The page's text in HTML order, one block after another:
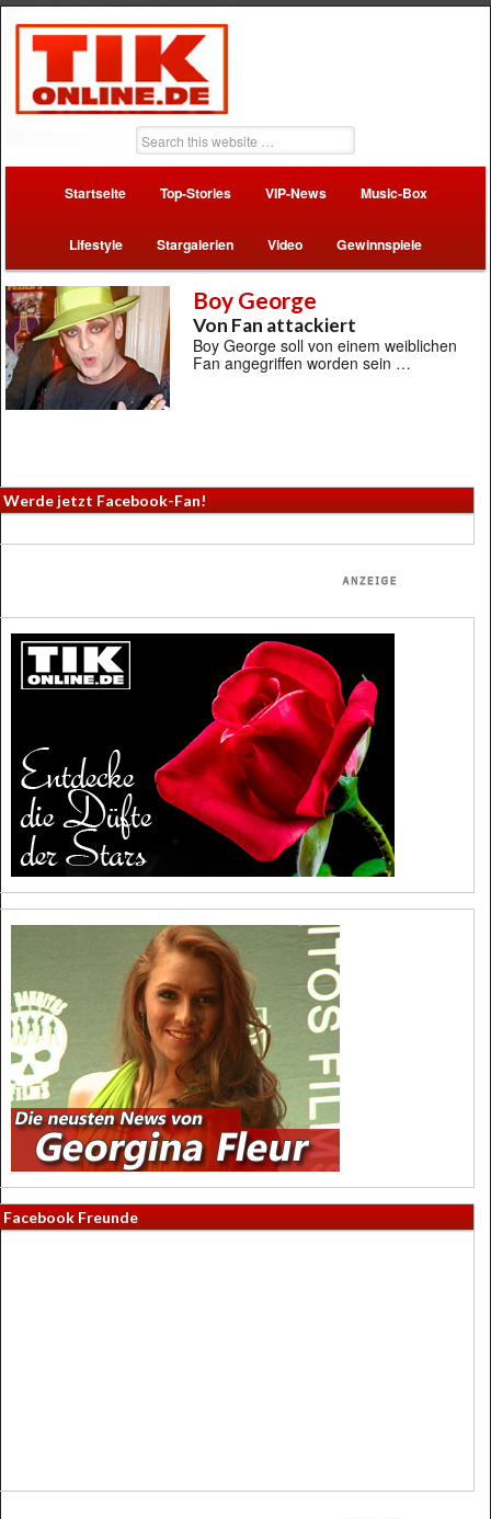
Startseite Top-Stories VIP-News Music-Box
Lifestyle Stargalerien Video Gewinnspiele
Boy George
Von Fan attackiert
Boy George soll von einem weiblichen
Fan angegriffen worden sein …
Werde jetzt Facebook-Fan!
Facebook Freunde